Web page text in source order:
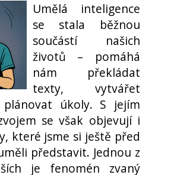
Umělá inteligence
se stala běžnou
součástí našich
životů – pomáhá
nám překládat
texty, vytvářet
úkoly. S jejím
se však objevují i
které jsme si ještě před
představit. Jednou z
je fenomén zvaný